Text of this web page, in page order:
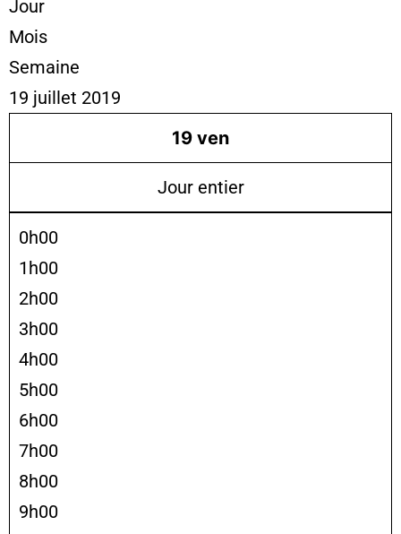
Jour
Mois
Semaine
19 juillet 2019
19 ven
Jour entier
0h00
1h00
2h00
3h00
4h00
5h00
6h00
7h00
8h00
9h00